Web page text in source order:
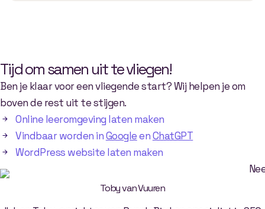
Tijd om samen uit te vliegen!
Ben je klaar voor een vliegende start? Wij helpen je om
boven de rest uit te stijgen.
Online leeromgeving laten maken
Vindbaar worden inGoogleenChatGPT
WordPress website laten maken
Toby van Vuuren